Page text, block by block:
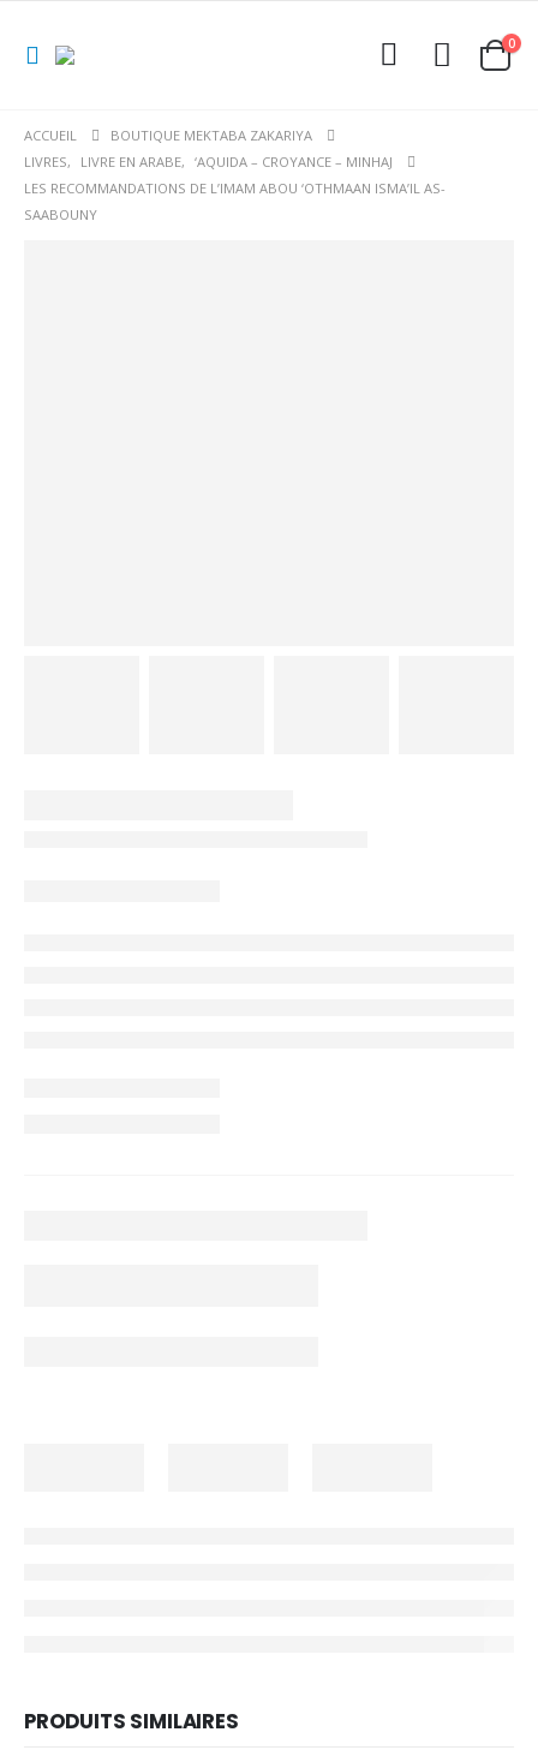
0
ACCUEIL
BOUTIQUE MEKTABA ZAKARIYA
LIVRES, LIVRE EN ARABE, ‘AQUIDA – CROYANCE – MINHAJ
LES RECOMMANDATIONS DE L’IMAM ABOU ‘OTHMAAN ISMA’IL AS-
SAABOUNY
PRODUITS SIMILAIRES